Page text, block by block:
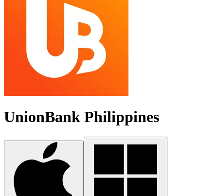
UnionBank Philippines